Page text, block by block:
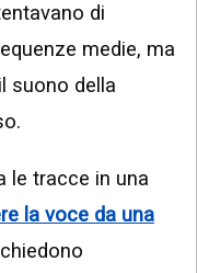
di
medie, ma
suono della
le tracce in una
la voce da una